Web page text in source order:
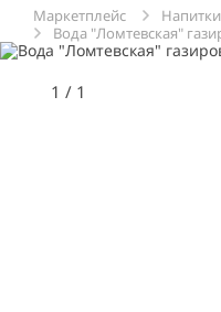
Маркетплейс Напитки
1 / 1